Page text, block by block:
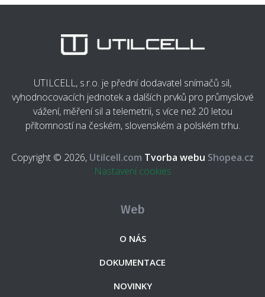
UTILCELL, s.r.o. je přední dodavatel snímačů sil,
vyhodnocovacích jednotek a dalších prvků pro průmyslové
vážení, měření sil a telemetrii, s více než 20 letou
přítomností na českém, slovenském a polském trhu.
Copyright © 2026, Utilcell.com Tvorba webu Shopea.cz
Nastavení cookies
Web
O NÁS
DOKUMENTACE
NOVINKY